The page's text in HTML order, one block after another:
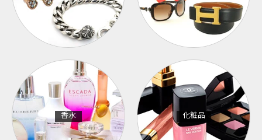
香水 化粧品